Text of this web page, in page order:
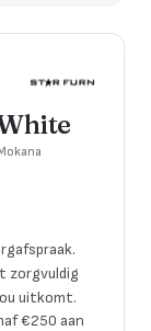
zorgvuldig
uitkomt.
€250 aan